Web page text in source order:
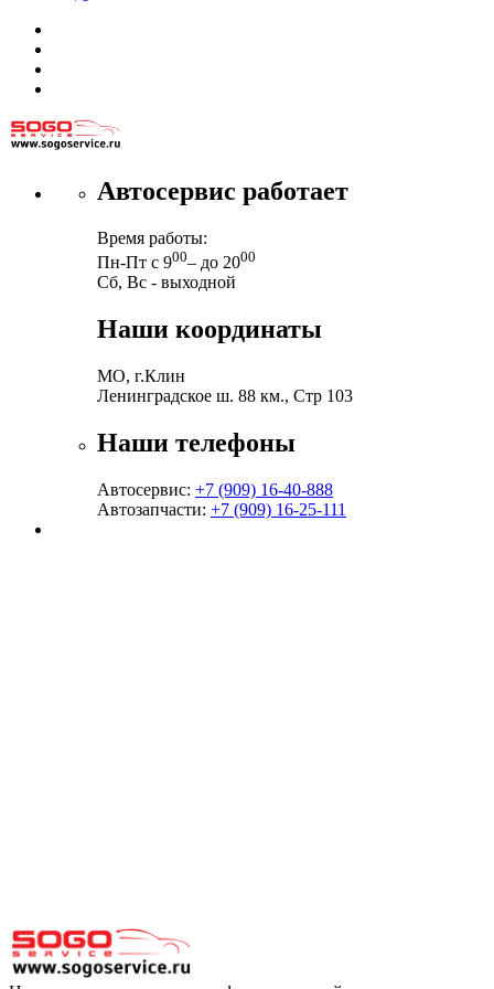
Автосервис работает
Время работы:
Пн-Пт с 900– до 2000
Сб, Вс - выходной
Наши координаты
МО, г.Клин
Ленинградское ш. 88 км., Стр 103
Наши телефоны
Автосервис: +7 (909) 16-40-888
Автозапчасти: +7 (909) 16-25-111